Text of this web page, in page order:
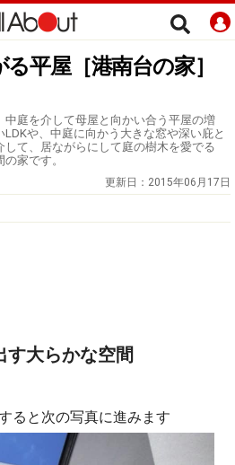
平屋［港南台の家］
庭を介して母屋と向かい合う平屋の増
や、中庭に向かう大きな窓や深い庇と
て、居ながらにして庭の樹木を愛でる
家です。
更新日： 2015年06月17日
す大らかな空間
ると次の写真に進みます